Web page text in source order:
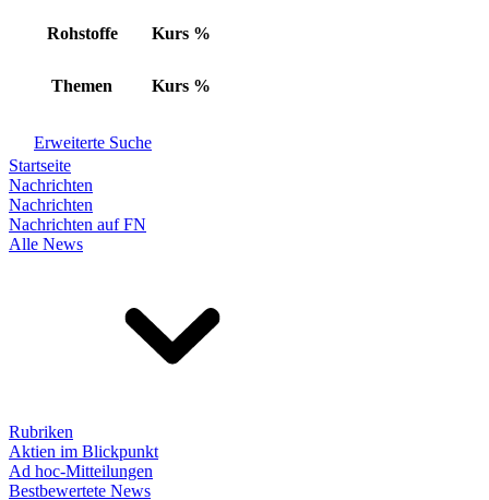
Rohstoffe Kurs %
Themen Kurs %
Erweiterte Suche
Startseite
Nachrichten
Nachrichten
Nachrichten auf FN
Alle News
Rubriken
Aktien im Blickpunkt
Ad hoc-Mitteilungen
Bestbewertete News